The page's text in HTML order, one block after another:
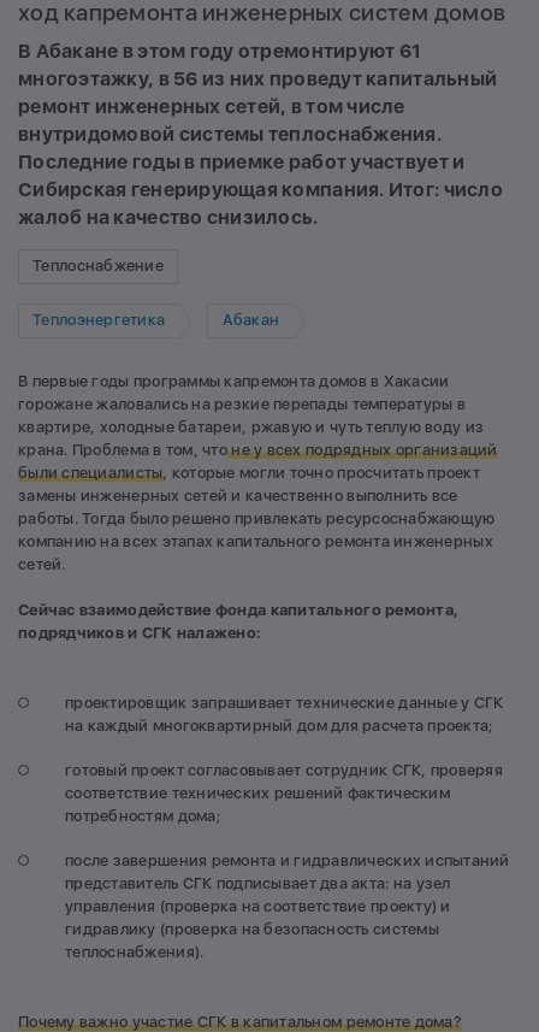
ход капремонта инженерных систем домов
В Абакане в этом году отремонтируют 61
многоэтажку, в 56 из них проведут капитальный
ремонт инженерных сетей, в том числе
внутридомовой системы теплоснабжения.
Последние годы в приемке работ участвует и
Сибирская генерирующая компания. Итог: число
жалоб на качество снизилось.
Теплоснабжение
Теплоэнергетика Абакан
В первые годы программы капремонта домов в Хакасии
горожане жаловались на резкие перепады температуры в
квартире, холодные батареи, ржавую и чуть теплую воду из
крана. Проблема в том, чтоне у всех подрядных организаций
были специалисты , которые могли точно просчитать проект
замены инженерных сетей и качественно выполнить все
работы. Тогда было решено привлекать ресурсоснабжающую
компанию на всех этапах капитального ремонта инженерных
сетей.
Сейчас взаимодействие фонда капитального ремонта,
подрядчиков и СГК налажено:
проектировщик запрашивает технические данные у СГК
на каждый многоквартирный дом для расчета проекта;
готовый проект согласовывает сотрудник СГК, проверяя
соответствие технических решений фактическим
потребностям дома;
после завершения ремонта и гидравлических испытаний
представитель СГК подписывает два акта: на узел
управления (проверка на соответствие проекту) и
гидравлику (проверка на безопасность системы
теплоснабжения).
Почему важно участие СГК в капитальном ремонте дома?